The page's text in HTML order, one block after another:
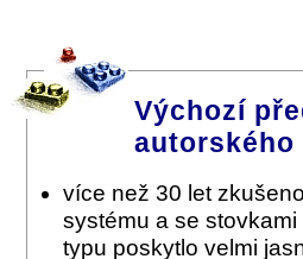
Výchozí
autorského
více než 30 let
systému a se
typu poskytlo velmi